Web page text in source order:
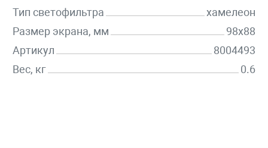
Тип светофильтра
хамелеон
Размер экрана, мм
98х88
Артикул
8004493
Вес, кг
0.6